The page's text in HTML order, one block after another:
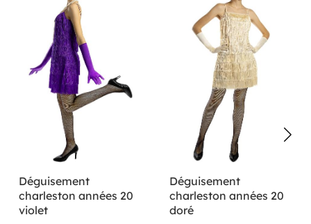
Déguisement
charleston années 20
violet
Déguisement
charleston années 20
doré